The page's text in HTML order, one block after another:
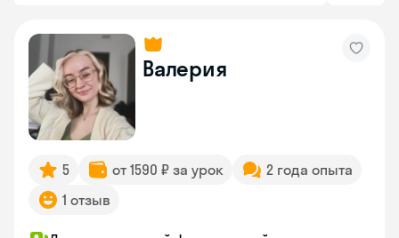
Валерия
5 от 1590 ₽ за урок
2 года опыта
1 отзыв